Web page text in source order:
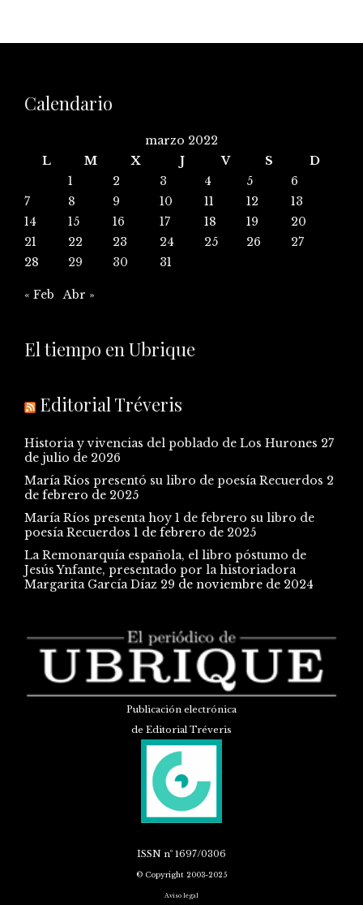
Calendario
marzo 2022
L
M X J V S
D
1
2 3 4 5
6
7
8 9 10 11 12
13
14
15 16 17 18 19
20
21
22 23 24 25 26
27
28
29 30 31
« Feb Abr »
El tiempo en Ubrique
Editorial Tréveris
Historia y vivencias del poblado de Los Hurones 27
de julio de 2026
María Ríos presentó su libro de poesía Recuerdos 2
de febrero de 2025
María Ríos presenta hoy 1 de febrero su libro de
poesía Recuerdos 1 de febrero de 2025
La Remonarquía española, el libro póstumo de
Jesús Ynfante, presentado por la historiadora
Margarita García Díaz 29 de noviembre de 2024
Publicación electrónica
de Editorial Tréveris
ISSN nº 1697/0306
© Copyright 2003-2025
Aviso legal